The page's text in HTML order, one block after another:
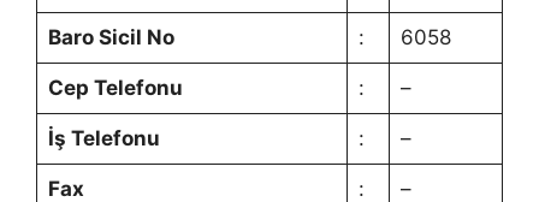
Baro Sicil No : 6058
Cep Telefonu : –
İş Telefonu : –
Fax : –